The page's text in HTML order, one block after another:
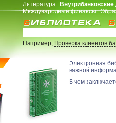
Литература
Международные финансы
Например,Проверка клиентов
Электронная
важной
В чем